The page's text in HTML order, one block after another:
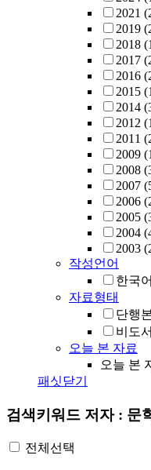
2021
2019
2018
2017
2016
2015
2014
2012
2011
2009
2008
2007
2006
2005
2004
2003
작성언어
한국어
자료형태
단행
비도서
오늘 본 자료
오늘 본
패싯닫기
검색키워드 저자 : 문
전체선택